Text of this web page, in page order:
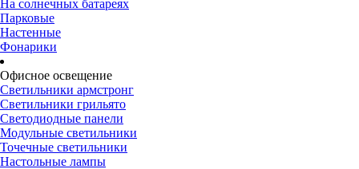
На солнечных батареях
Парковые
Настенные
Фонарики
Офисное освещение
Светильники армстронг
Светильники грильято
Светодиодные панели
Модульные светильники
Точечные светильники
Настольные лампы